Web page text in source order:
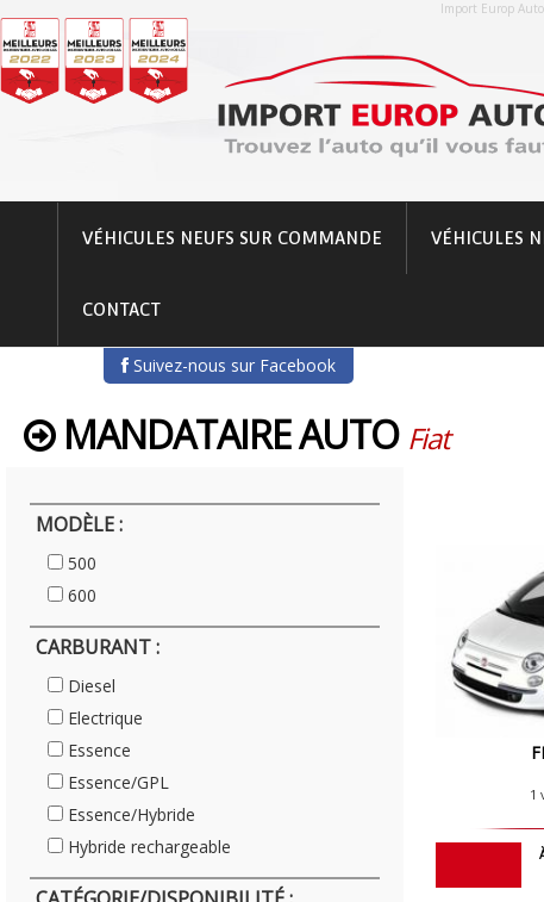
Import Europ
VÉHICULES NEUFS SUR COMMANDE VÉHICULES
CONTACT
Suivez-nous sur Facebook
MANDATAIRE AUTO Fiat
MODÈLE :
500
600
CARBURANT :
Diesel
Electrique
Essence
Essence/GPL
Essence/Hybride
Hybride rechargeable
1